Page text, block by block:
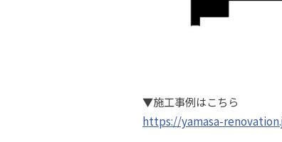
▼施工事例はこちら
https://yamasa-